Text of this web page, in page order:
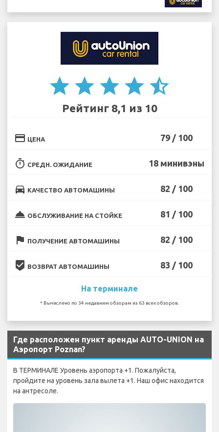
star star star star star_half
Рейтинг 8,1 из 10
credit_card ЦЕНА 79 / 100
timer СРЕДН. ОЖИДАНИЕ 18 минивэны
directions_car КАЧЕСТВО АВТОМАШИНЫ 82 / 100
room_service ОБСЛУЖИВАНИЕ НА СТОЙКЕ 81 / 100
flag ПОЛУЧЕНИЕ АВТОМАШИНЫ 82 / 100
beenhere ВОЗВРАТ АВТОМАШИНЫ 83 / 100
На терминале
* Вычислено по 34 недавним обзорам из 63 всех обзоров.
Где расположен пункт аренды AUTO-UNION на
Аэропорт Poznan?
В ТЕРМИНАЛЕ Уровень аэропорта +1. Пожалуйста,
пройдите на уровень зала вылета +1. Наш офис находится
на антресоле.